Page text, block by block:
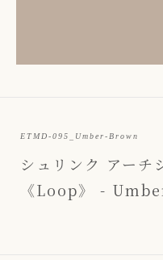
ETMD-095_Umber-Brown
シュリンク アーチ
《Loop》 -